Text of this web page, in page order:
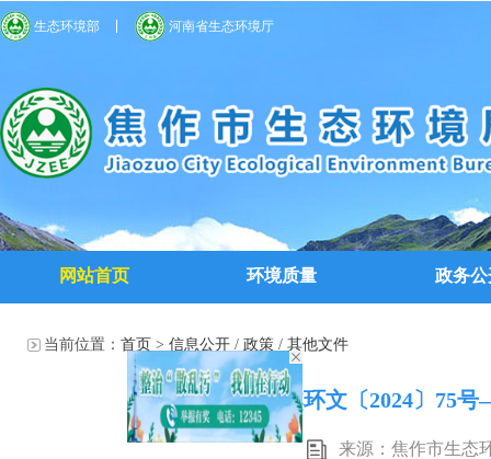
生态环境部 河南省生态环境厅
网站首页 环境质量 政务公
当前位置： 首页 > 信息公开 / 政策 / 其他文件
焦环文〔2024〕75
来源：焦作市生态